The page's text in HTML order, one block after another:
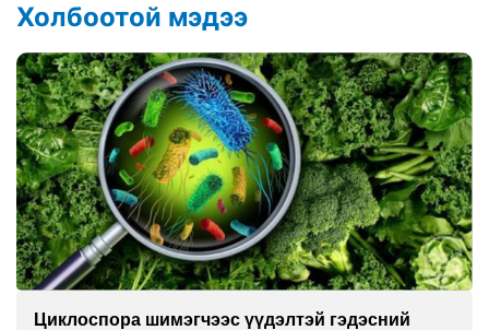
Холбоотой мэдээ
Сэтгэцийн эрүүл мэндэд “санаа тавих” олон